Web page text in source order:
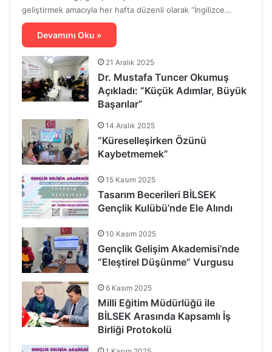
geliştirmek amacıyla her hafta düzenli olarak “İngilizce…
Devamını Oku »
21 Aralık 2025
Dr. Mustafa Tuncer Okumuş
Açıkladı: “Küçük Adımlar, Büyük
Başarılar”
14 Aralık 2025
“Küreselleşirken Özünü
Kaybetmemek”
15 Kasım 2025
Tasarım Becerileri BİLSEK
Gençlik Kulübü’nde Ele Alındı
10 Kasım 2025
Gençlik Gelişim Akademisi’nde
“Eleştirel Düşünme” Vurgusu
6 Kasım 2025
Milli Eğitim Müdürlüğü ile
BİLSEK Arasında Kapsamlı İş
Birliği Protokolü